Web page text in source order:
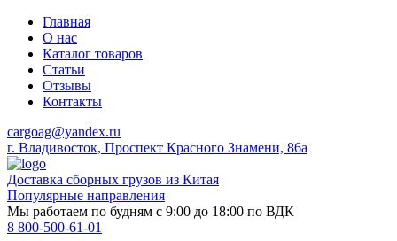
Главная
О нас
Каталог товаров
Статьи
Отзывы
Контакты
cargoag@yandex.ru
г. Владивосток, Проспект Красного Знамени, 86а
Доставка сборных грузов из Китая
Популярные направления
Мы работаем по будням с 9:00 до 18:00 по ВДК
8 800-500-61-01